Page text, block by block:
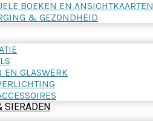
BOEKEN EN ANSICHTKAARTEN
& GEZONDHEID
EN GLASWERK
SIERADEN